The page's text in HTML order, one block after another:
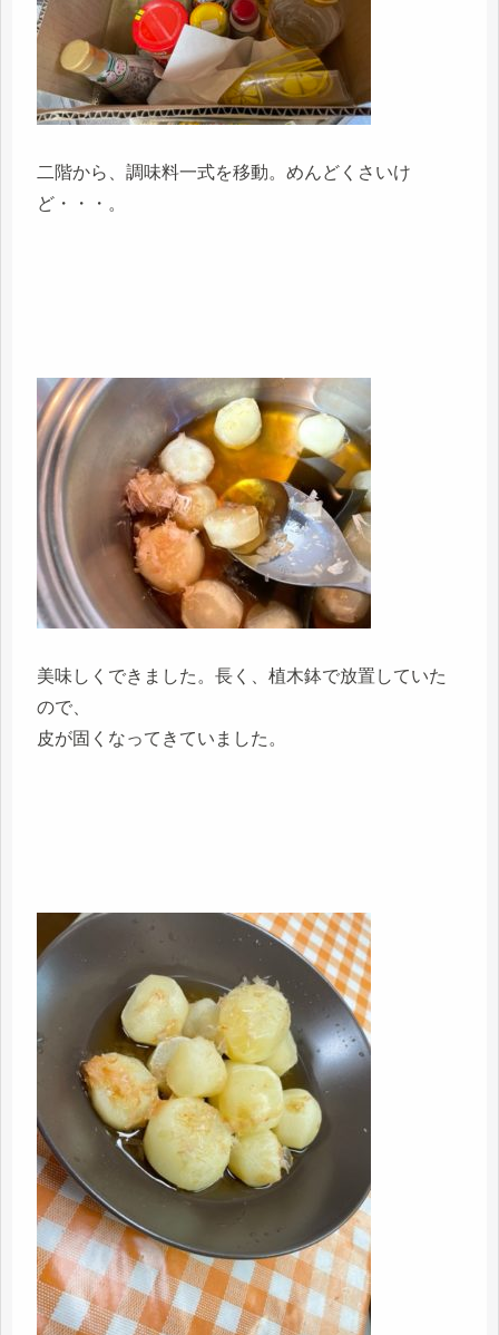
二階から、調味料一式を移動。めんどくさいけ
ど・・・。
美味しくできました。長く、植木鉢で放置していた
ので、
皮が固くなってきていました。